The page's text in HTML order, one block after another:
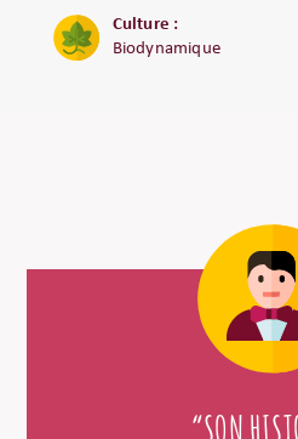
Culture :
Biodynamique
“SON